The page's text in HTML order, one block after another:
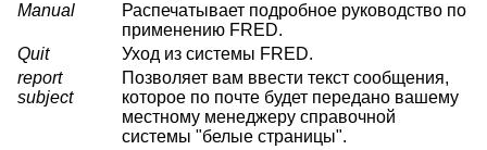
Manual
Распечатывает подробное руководство по
применению FRED.
Quit
Уход из системы FRED.
report
subject
Позволяет вам ввести текст сообщения,
которое по почте будет передано вашему
местному менеджеру справочной
системы "белые страницы".